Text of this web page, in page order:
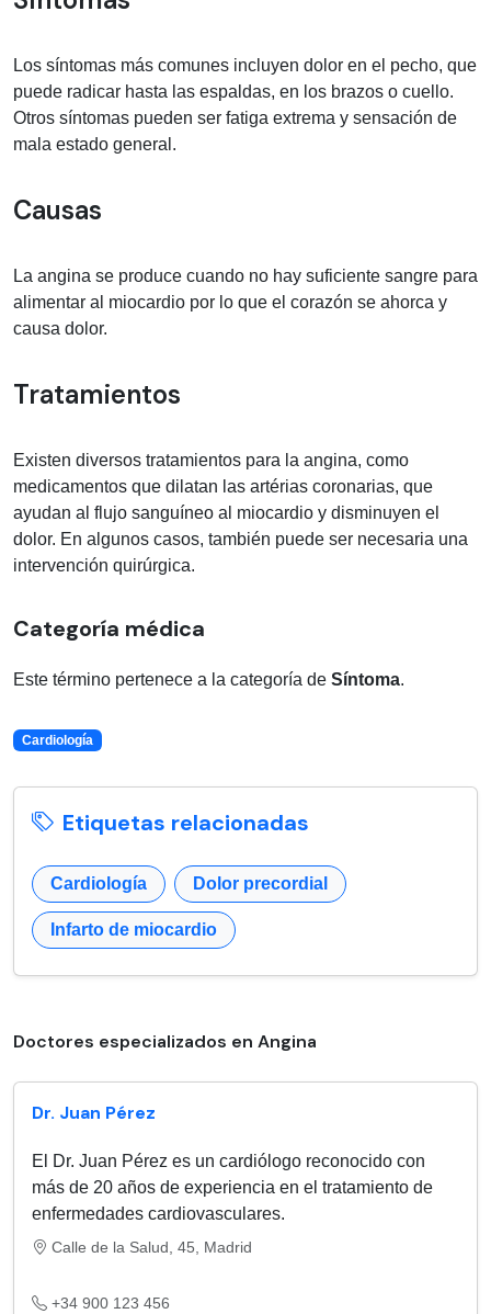
Los síntomas más comunes incluyen dolor en el pecho, que
puede radicar hasta las espaldas, en los brazos o cuello.
Otros síntomas pueden ser fatiga extrema y sensación de
mala estado general.
Causas
La angina se produce cuando no hay suficiente sangre para
alimentar al miocardio por lo que el corazón se ahorca y
causa dolor.
Tratamientos
Existen diversos tratamientos para la angina, como
medicamentos que dilatan las artérias coronarias, que
ayudan al flujo sanguíneo al miocardio y disminuyen el
dolor. En algunos casos, también puede ser necesaria una
intervención quirúrgica.
Categoría médica
Este término pertenece a la categoría de Síntoma.
Cardiología
Etiquetas relacionadas
Cardiología Dolor precordial
Infarto de miocardio
Doctores especializados en Angina
Dr. Juan Pérez
El Dr. Juan Pérez es un cardiólogo reconocido con
más de 20 años de experiencia en el tratamiento de
enfermedades cardiovasculares.
Calle de la Salud, 45, Madrid
+34 900 123 456